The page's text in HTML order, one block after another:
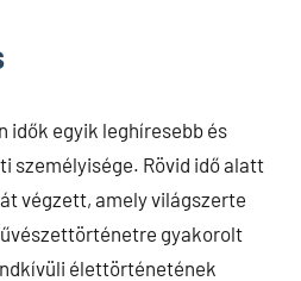
idők egyik leghíresebb és
személyisége. Rövid idő alatt
végzett, amely világszerte
gyakorolt
élettörténetének